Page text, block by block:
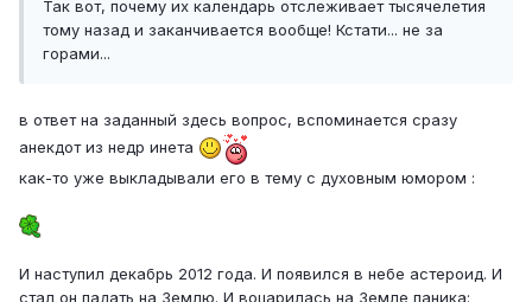
Так вот, почему их календарь отслеживает тысячелетия
тому назад и заканчивается вообще! Кстати... не за
горами...
в ответ на заданный здесь вопрос, вспоминается сразу
анекдот из недр инета
как-то уже выкладывали его в тему с духовным юмором :
И наступил декабрь 2012 года. И появился в небе астероид. И
стал он падать на Землю. И воцарилась на Земле паника: